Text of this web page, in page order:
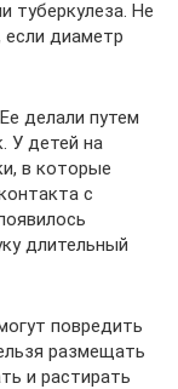
туберкулеза. Не
если диаметр
делали путем
У детей на
в которые
с
длительный
повредить
размещать
и растирать